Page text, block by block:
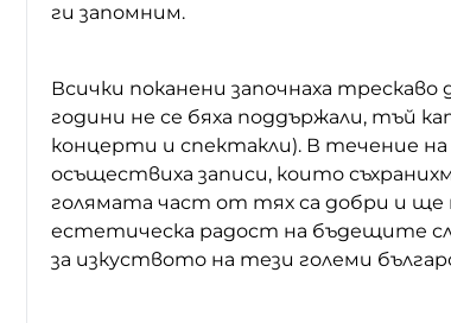
ги запомним.
Всички поканени започнаха
години не се бяха поддържали, тъй
концерти и спектакли). В течение
осъществиха записи, които
голямата част от тях са добри и
естетическа радост на бъдещите
за изкуството на тези големи